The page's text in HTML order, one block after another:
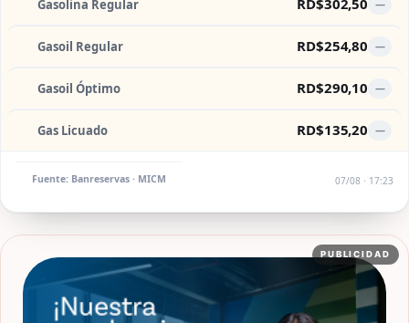
Gasolina Regular RD$302,50 —
Gasoil Regular RD$254,80 —
Gasoil Óptimo RD$290,10 —
Gas Licuado RD$135,20 —
Fuente: Banreservas · MICM 07/08 · 17:23
PUBLICIDAD